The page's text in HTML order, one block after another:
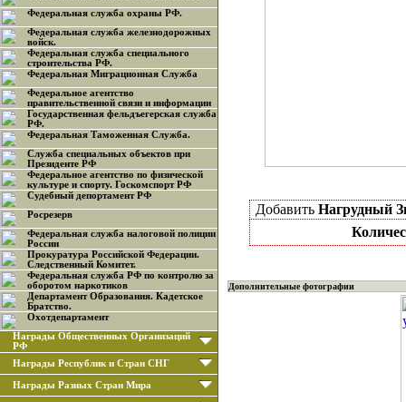
Федеральная служба охраны РФ.
Федеральная служба железнодорожных
войск.
Федеральная служба специального
строительства РФ.
Федеральная Миграционная Служба
Федеральное агентство
правительственной связи и информации
Государственная фельдъегерская служба
РФ.
Федеральная Таможенная Служба.
Служба специальных объектов при
Президенте РФ
Федеральное агентство по физической
культуре и спорту. Госкомспорт РФ
Судебный депортамент РФ
Росрезерв
Федеральная служба налоговой полиции
России
Прокуратура Российской Федерации.
Следственный Комитет.
Федеральная служба РФ по контролю за
оборотом наркотиков
Департамент Образования. Кадетское
Братство.
Охотдепартамент
Награды Общественных Организаций
РФ
Награды Республик и Стран СНГ
Награды Разных Стран Мира
Добавить Нагрудный
Дополнительные фотографии